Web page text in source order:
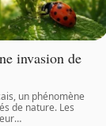
invasion de
un phénomène
de nature. Les
…